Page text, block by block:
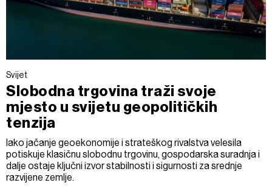
Svijet
Slobodna trgovina traži svoje
mjesto u svijetu geopolitičkih
tenzija
Iako jačanje geoekonomije i strateškog rivalstva velesila
potiskuje klasičnu slobodnu trgovinu, gospodarska suradnja i
dalje ostaje ključni izvor stabilnosti i sigurnosti za srednje
razvijene zemlje.